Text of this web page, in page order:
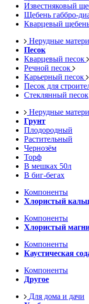
Известняковый
Щебень габбро-
Кварцевый
Нерудные
Песок
Кварцевый песок
Речной песок
Карьерный песок
Песок для
Стеклянный песок
Нерудные
Грунт
Плодородный
Растительный
Чернозём
Торф
В мешках 50л
В биг-бегах
Компоненты
Хлористый
Компоненты
Хлористый
Компоненты
Каустическая
Компоненты
Другое
Для дома и дачи